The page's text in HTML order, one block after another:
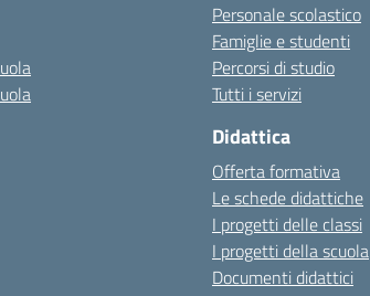
Personale scolastico
Famiglie e studenti
Percorsi di studio
Tutti i servizi
Didattica
Offerta formativa
Le schede didattiche
I progetti delle classi
I progetti della scuola
Documenti didattici